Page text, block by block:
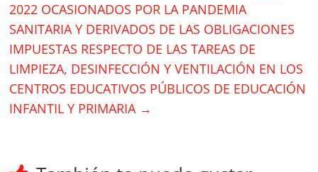
2022 OCASIONADOS POR LA PANDEMIA
SANITARIA Y DERIVADOS DE LAS OBLIGACIONES
IMPUESTAS RESPECTO DE LAS TAREAS DE
LIMPIEZA, DESINFECCIÓN Y VENTILACIÓN EN LOS
CENTROS EDUCATIVOS PÚBLICOS DE EDUCACIÓN
INFANTIL Y PRIMARIA →